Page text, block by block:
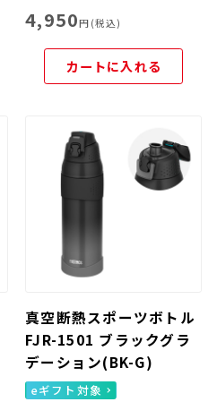
4,950円(税込)
カートに入れる
真空断熱スポーツボトル
FJR-1501 ブラックグラ
デーション(BK-G)
eギフト対象